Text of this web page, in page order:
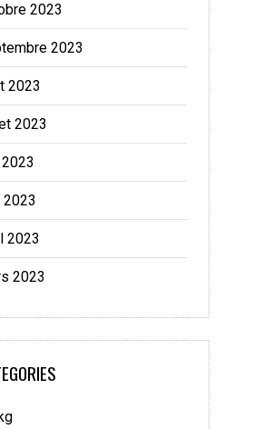
2023
2023
2023
2023
2023
2023
2023